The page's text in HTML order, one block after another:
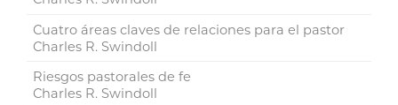
Cuatro áreas claves de relaciones para el pastor
Charles R. Swindoll
Riesgos pastorales de fe
Charles R. Swindoll